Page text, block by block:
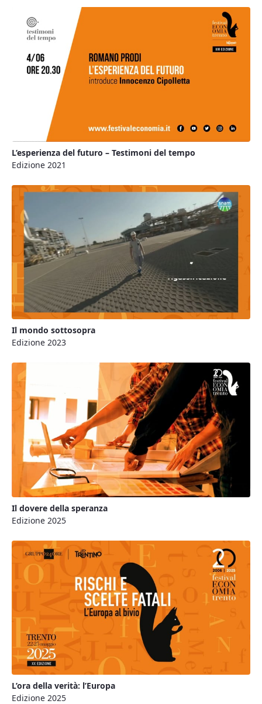
L’esperienza del futuro – Testimoni del tempo
Edizione 2021
Il mondo sottosopra
Edizione 2023
Il dovere della speranza
Edizione 2025
L’ora della verità: l’Europa
Edizione 2025